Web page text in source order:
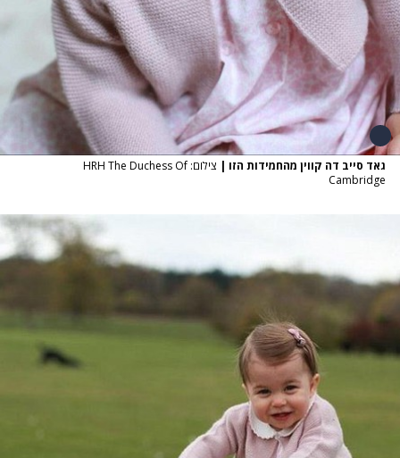
גאד סייב דה קווין מהחמידות הזו |
צילום: HRH The Duchess Of
Cambridge